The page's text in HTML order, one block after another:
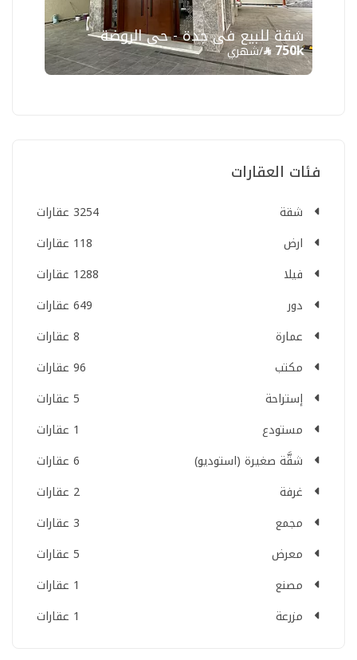
750k /شهري
شقة للبيع في جدة - حي الروضة
فئات العقارات
شقة
3254 عقارات
ارض
118 عقارات
فيلا
1288 عقارات
دور
649 عقارات
عمارة
8 عقارات
مكتب
96 عقارات
إستراحة
5 عقارات
مستودع
1 عقارات
شقَّة صغيرة (استوديو)
6 عقارات
غرفة
2 عقارات
مجمع
3 عقارات
معرض
5 عقارات
مصنع
1 عقارات
مزرعة
1 عقارات